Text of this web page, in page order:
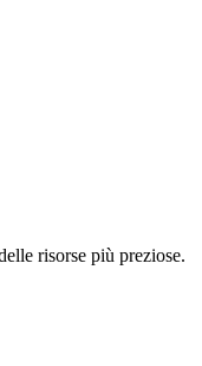
risorse più preziose.